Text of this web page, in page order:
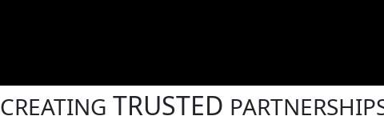
CREATING TRUSTED